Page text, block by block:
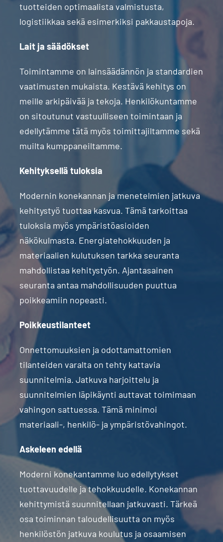
tuotteiden optimaalista valmistusta,
logistiikkaa sekä esimerkiksi pakkaustapoja.
Lait ja säädökset
Toimintamme on lainsäädännön ja standardien
vaatimusten mukaista. Kestävä kehitys on
meille arkipäivää ja tekoja. Henkilökuntamme
on sitoutunut vastuulliseen toimintaan ja
edellytämme tätä myös toimittajiltamme sekä
muilta kumppaneiltamme.
Kehityksellä tuloksia
Modernin konekannan ja menetelmien jatkuva
kehitystyö tuottaa kasvua. Tämä tarkoittaa
tuloksia myös ympäristöasioiden
näkökulmasta. Energiatehokkuuden ja
materiaalien kulutuksen tarkka seuranta
mahdollistaa kehitystyön. Ajantasainen
seuranta antaa mahdollisuuden puuttua
poikkeamiin nopeasti.
Poikkeustilanteet
Onnettomuuksien ja odottamattomien
tilanteiden varalta on tehty kattavia
suunnitelmia. Jatkuva harjoittelu ja
suunnitelmien läpikäynti auttavat toimimaan
vahingon sattuessa. Tämä minimoi
materiaali-, henkilö- ja ympäristövahingot.
Askeleen edellä
Moderni konekantamme luo edellytykset
tuottavuudelle ja tehokkuudelle. Konekannan
kehittymistä suunnitellaan jatkuvasti. Tärkeä
osa toiminnan taloudellisuutta on myös
henkilöstön jatkuva koulutus ja osaamisen